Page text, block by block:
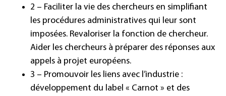
2 – Faciliter la vie des chercheurs en simplifiant
les procédures administratives qui leur sont
imposées. Revaloriser la fonction de chercheur.
Aider les chercheurs à préparer des réponses aux
appels à projet européens.
3 – Promouvoir les liens avec l’industrie :
développement du label « Carnot » et des